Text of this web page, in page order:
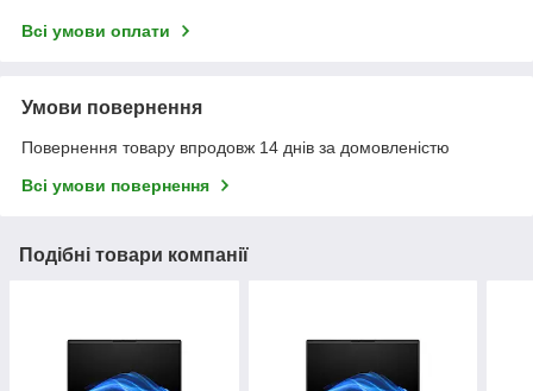
Всі умови оплати
Умови повернення
Повернення товару впродовж 14 днів за домовленістю
Всі умови повернення
Подібні товари компанії